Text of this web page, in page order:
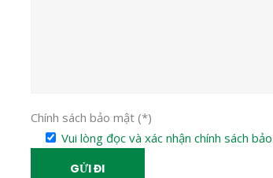
Chính sách bảo mật (*)
Vui lòng đọc và xác nhận chính sách